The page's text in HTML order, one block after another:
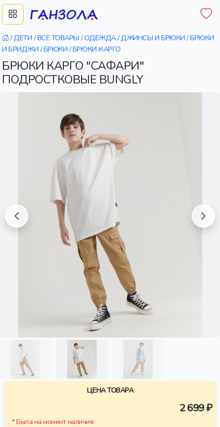
/ДЕТИ /ВСЕ ТОВАРЫ /ОДЕЖДА/ДЖИНСЫ И БРЮКИ /БРЮКИ
И БРИДЖИ /БРЮКИ /БРЮКИ-КАРГО
БРЮКИ КАРГО "САФАРИ"
ПОДРОСТКОВЫЕ BUNGLY
ЦЕНА ТОВАРА
2 699 ₽
* Была на момент наличия